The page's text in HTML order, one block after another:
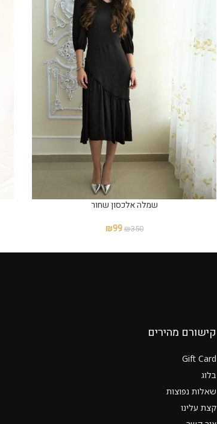
שמלה אלכסון שחור
₪350
₪99
קישורם מהירים
Gift Card
בלוג
שאלות נפוצות
קצת עלינו